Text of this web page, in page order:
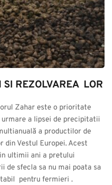
REZOLVAREA  LOR
Zahar este o prioritate
a lipsei de precipitatii
a productilor de
Vestul Europei. Acest
ultimii ani a pretului
de sfecla sa nu mai poata sa
pentru fermieri .